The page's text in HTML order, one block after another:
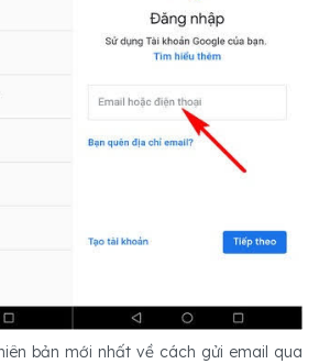
bản mới nhất về cách gửi email qua